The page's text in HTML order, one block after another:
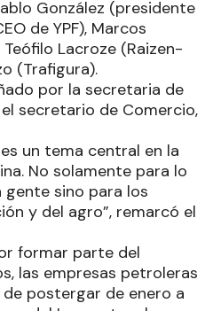
González (presidente
de YPF), Marcos
Teófilo Lacroze (Raizen-
(Trafigura).
por la secretaria de
el secretario de Comercio,
un tema central en la
No solamente para lo
gente sino para los
y del agro”, remarcó el
formar parte del
las empresas petroleras
postergar de enero a